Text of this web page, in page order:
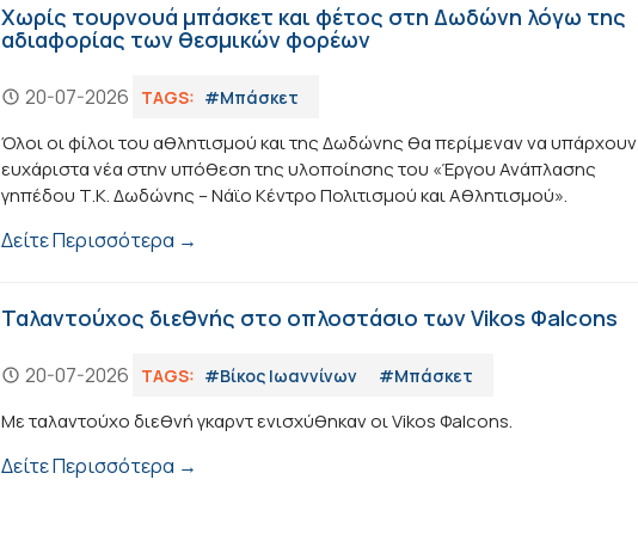
Χωρίς τουρνουά μπάσκετ και φέτος στη Δωδώνη λόγω της
αδιαφορίας των θεσμικών φορέων
20-07-2026 TAGS: #Μπάσκετ
Όλοι οι φίλοι του αθλητισμού και της Δωδώνης θα περίμεναν να υπάρχουν
ευχάριστα νέα στην υπόθεση της υλοποίησης του «Έργου Ανάπλασης
γηπέδου Τ.Κ. Δωδώνης – Νάϊο Κέντρο Πολιτισμού και Αθλητισμού».
Δείτε Περισσότερα →
Ταλαντούχος διεθνής στο οπλοστάσιο των Vikos Φalcons
20-07-2026 TAGS: #Βίκος Ιωαννίνων #Μπάσκετ
Με ταλαντούχο διεθνή γκαρντ ενισχύθηκαν οι Vikos Φalcons.
Δείτε Περισσότερα →